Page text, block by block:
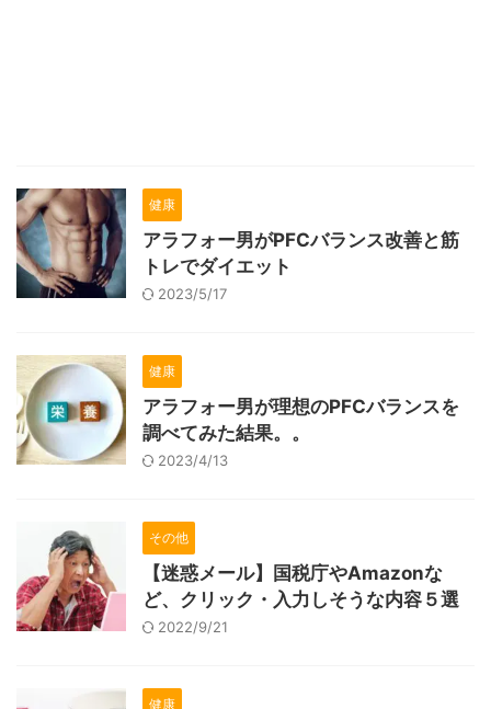
健康
アラフォー男がPFCバランス改善と筋
トレでダイエット
2023/5/17
健康
アラフォー男が理想のPFCバランスを
調べてみた結果。。
2023/4/13
その他
【迷惑メール】国税庁やAmazonな
ど、クリック・入力しそうな内容５選
2022/9/21
健康